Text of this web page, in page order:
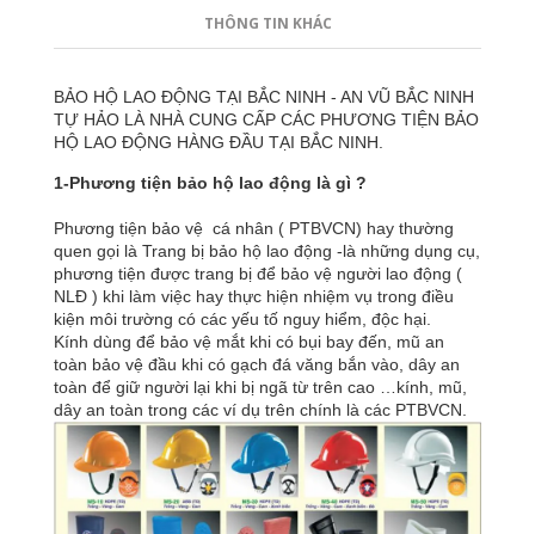
THÔNG TIN KHÁC
BẢO HỘ LAO ĐỘNG TẠI BẮC NINH - AN VŨ BẮC NINH
TỰ HẢO LÀ NHÀ CUNG CẤP CÁC PHƯƠNG TIỆN BẢO
HỘ LAO ĐỘNG HÀNG ĐẦU TẠI BẮC NINH.
1-Phương tiện bảo hộ lao động là gì ?
Phương tiện bảo vệ cá nhân ( PTBVCN) hay thường
quen gọi là Trang bị bảo hộ lao động -là những dụng cụ,
phương tiện được trang bị để bảo vệ người lao động (
NLĐ ) khi làm việc hay thực hiện nhiệm vụ trong điều
kiện môi trường có các yếu tố nguy hiểm, độc hại.
Kính dùng để bảo vệ mắt khi có bụi bay đến, mũ an
toàn bảo vệ đầu khi có gạch đá văng bắn vào, dây an
toàn để giữ người lại khi bị ngã từ trên cao …kính, mũ,
dây an toàn trong các ví dụ trên chính là các PTBVCN.